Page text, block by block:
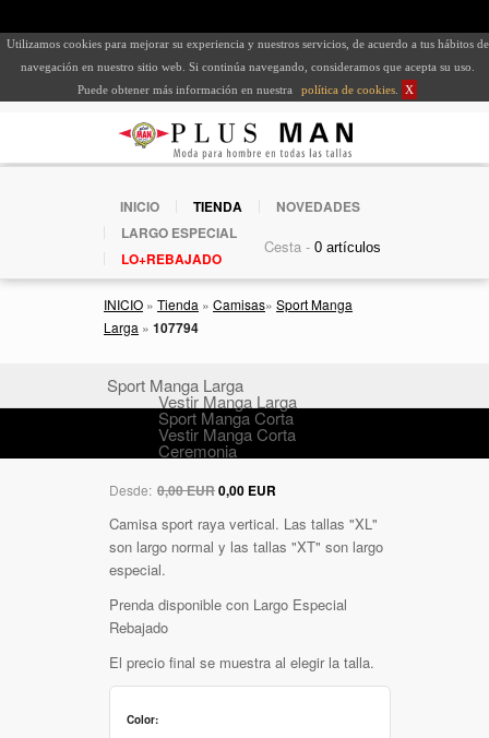
Utilizamos cookies para mejorar su experiencia y nuestros servicios, de acuerdo a tus hábitos de
navegación en nuestro sitio web. Si continúa navegando, consideramos que acepta su uso.
Puede obtener más información en nuestra
política de cookies X
INICIO TIENDA
NOVEDADES
LARGO ESPECIAL
LO+REBAJADO
Cesta -
INICIO » Tienda » Camisas» Sport Manga
Larga » 107794
Sport Manga Larga
Vestir Manga Larga
Sport Manga Corta
Vestir Manga Corta
Ceremonia
Desde: 0,00 EUR0,00 EUR
Camisa sport raya vertical. Las tallas "XL"
son largo normal y las tallas "XT" son largo
especial.
Prenda disponible con Largo Especial
Rebajado
El precio final se muestra al elegir la talla.
Color: